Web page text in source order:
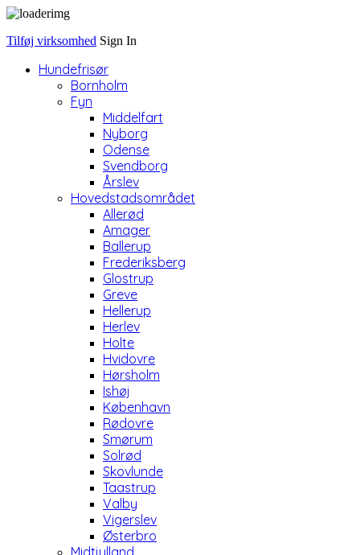
Tilføj virksomhed Sign In
Hundefrisør
Bornholm
Fyn
Middelfart
Nyborg
Odense
Svendborg
Årslev
Hovedstadsområdet
Allerød
Amager
Ballerup
Frederiksberg
Glostrup
Greve
Hellerup
Herlev
Holte
Hvidovre
Hørsholm
Ishøj
København
Rødovre
Smørum
Solrød
Skovlunde
Taastrup
Valby
Vigerslev
Østerbro
Midtjylland